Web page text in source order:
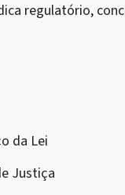
regulatório,
da Lei
Justiça